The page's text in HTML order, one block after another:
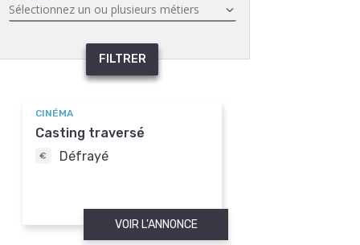
FILTRER
CINÉMA
Casting traversé
Défrayé
VOIR L'ANNONCE